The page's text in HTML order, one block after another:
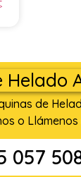
Helado
de
o Llámenos
057